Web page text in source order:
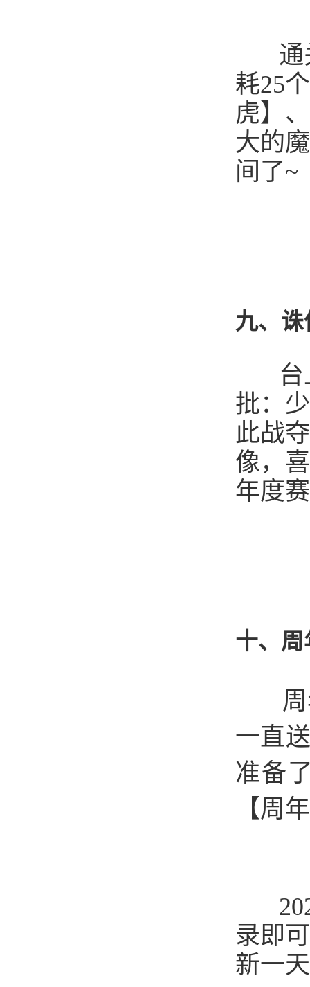
通关
耗25
虎】
大的
间了~
九、
台上
批：
此战
像，
年度
十、
周年
一直
准备
【周
录即
新一